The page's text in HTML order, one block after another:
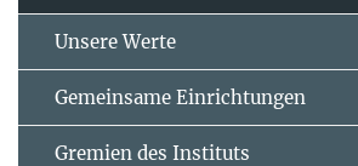
Unsere Werte
Gemeinsame Einrichtungen
Gremien des Instituts